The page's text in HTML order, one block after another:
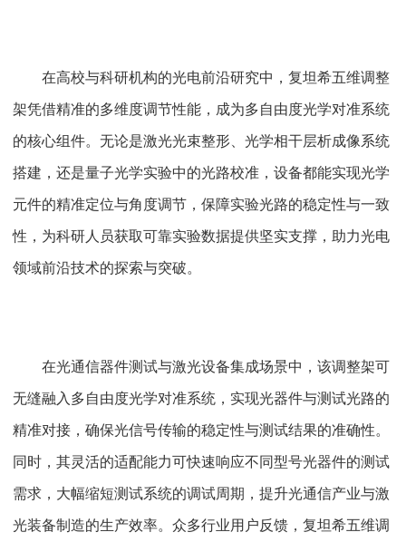
在高校与科研机构的光电前沿研究中，复坦希五维调整
架凭借精准的多维度调节性能，成为多自由度光学对准系统
的核心组件。无论是激光光束整形、光学相干层析成像系统
搭建，还是量子光学实验中的光路校准，设备都能实现光学
元件的精准定位与角度调节，保障实验光路的稳定性与一致
性，为科研人员获取可靠实验数据提供坚实支撑，助力光电
领域前沿技术的探索与突破。
在光通信器件测试与激光设备集成场景中，该调整架可
无缝融入多自由度光学对准系统，实现光器件与测试光路的
精准对接，确保光信号传输的稳定性与测试结果的准确性。
同时，其灵活的适配能力可快速响应不同型号光器件的测试
需求，大幅缩短测试系统的调试周期，提升光通信产业与激
光装备制造的生产效率。众多行业用户反馈，复坦希五维调